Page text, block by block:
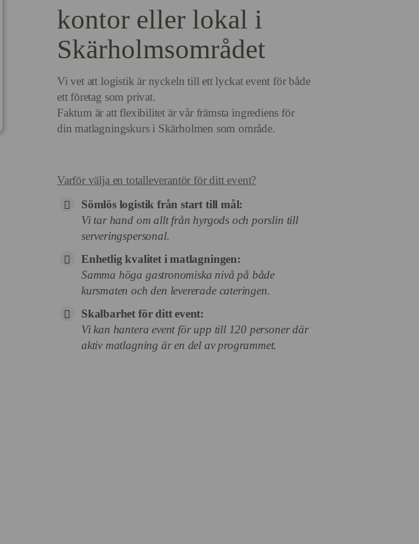
kontor eller lokal i
Skärholmsområdet
Vi vet att logistik är nyckeln till ett lyckat event för både
ett företag som privat.
Faktum är att flexibilitet är vår främsta ingrediens för
din matlagningskurs i Skärholmen som område.
Varför välja en totalleverantör för ditt event?
Sömlös logistik från start till mål:
Vi tar hand om allt från hyrgods och porslin till
serveringspersonal.
Enhetlig kvalitet i matlagningen:
Samma höga gastronomiska nivå på både
kursmaten och den levererade cateringen.
Skalbarhet för ditt event:
Vi kan hantera event för upp till 120 personer där
aktiv matlagning är en del av programmet.